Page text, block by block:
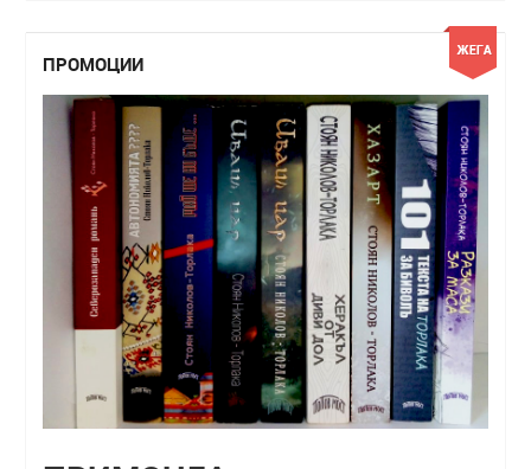
ПРОМОЦИИ